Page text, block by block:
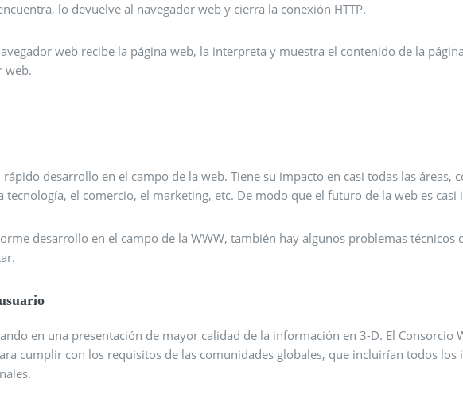
lo devuelve al navegador web y cierra la conexión HTTP.
web recibe la página web, la interpreta y muestra el contenido de la
web.
desarrollo en el campo de la web. Tiene su impacto en casi todas las áreas,
tecnología, el comercio, el marketing, etc. De modo que el futuro de la web es casi
desarrollo en el campo de la WWW, también hay algunos problemas técnicos
en una presentación de mayor calidad de la información en 3-D. El Consorcio
cumplir con los requisitos de las comunidades globales, que incluirían todos los